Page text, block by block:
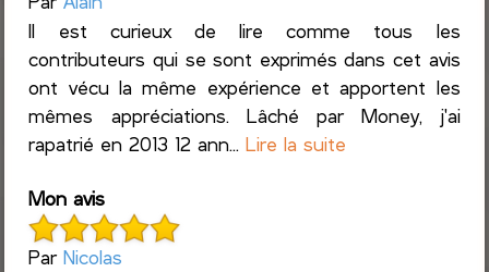
Il est curieux de lire comme tous les
contributeurs qui se sont exprimés dans cet avis
ont vécu la même expérience et apportent les
mêmes appréciations. Lâché par Money, j'ai
rapatrié en 2013 12 ann...Lire la suite
Mon avis
ParNicolas